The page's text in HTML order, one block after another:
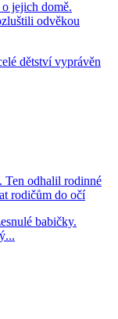
jejich domě.
odvěkou
dětství vyprávěn
Ten odhalil rodinné
rodičům do očí
babičky.